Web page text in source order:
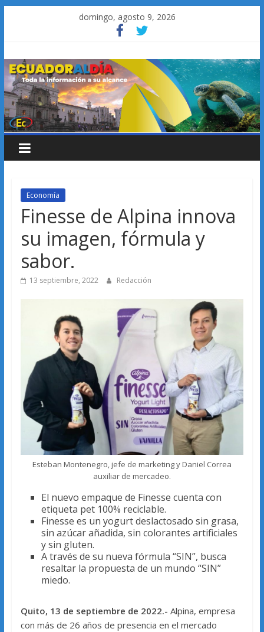
domingo, agosto 9, 2026
Economía
Finesse de Alpina innova
su imagen, fórmula y
sabor.
13 septiembre, 2022 Redacción
Esteban Montenegro, jefe de marketing y Daniel Correa
auxiliar de mercadeo.
El nuevo empaque de Finesse cuenta con
etiqueta pet 100% reciclable.
Finesse es un yogurt deslactosado sin grasa,
sin azúcar añadida, sin colorantes artificiales
y sin gluten.
A través de su nueva fórmula “SIN”, busca
resaltar la propuesta de un mundo “SIN”
miedo.
Quito, 13 de septiembre de 2022.- Alpina, empresa
con más de 26 años de presencia en el mercado